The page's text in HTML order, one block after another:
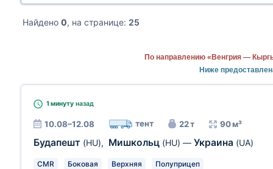
Найдено 0, на странице: 25
По направлению «Венгрия —
Ниже
1 минуту назад
10.08–12.08 тент 22 т 90 м³
Будапешт (HU), Мишкольц (HU) — Украина (UA)
CMR Боковая Верхняя Полуприцеп